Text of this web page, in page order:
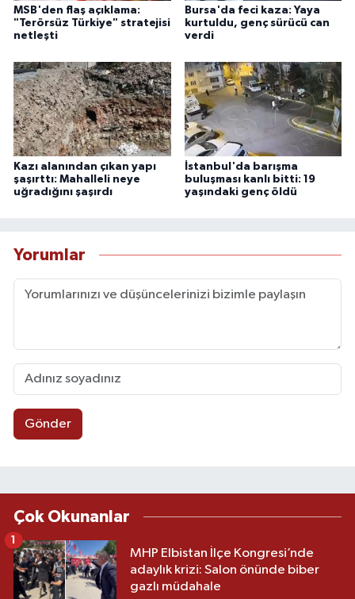
MSB'den flaş açıklama:
"Terörsüz Türkiye" stratejisi
netleşti
Bursa'da feci kaza: Yaya
kurtuldu, genç sürücü can
verdi
Kazı alanından çıkan yapı
şaşırttı: Mahalleli neye
uğradığını şaşırdı
İstanbul'da barışma
buluşması kanlı bitti: 19
yaşındaki genç öldü
Yorumlar
Gönder
Çok Okunanlar
MHP Elbistan İlçe Kongresi’nde
adaylık krizi: Salon önünde biber
gazlı müdahale
1